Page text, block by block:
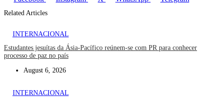
Related Articles
INTERNACIONAL
Estudantes jesuítas da Ásia-Pacífico reúnem-se com PR para conhecer
processo de paz no país
August 6, 2026
INTERNACIONAL